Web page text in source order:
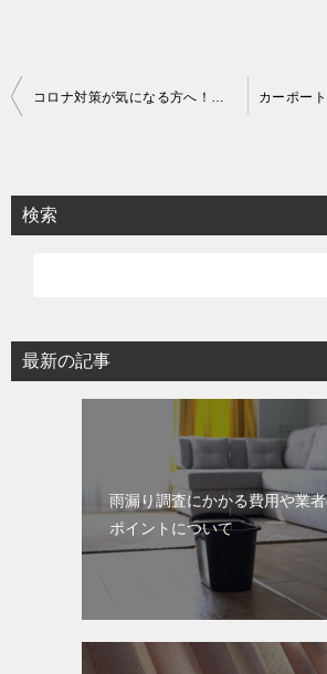
投
ビ
ゲ
ョ
ン
コロナ対策が気になる方へ！水回りの衛生を見直すリフォームアイデア
検索
最新の記事
雨漏り調査にかかる費用や業
ポイントについて